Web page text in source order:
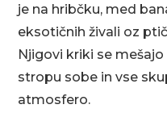
je na hribčku, med
eksotičnih živali oz
Njigovi kriki se
stropu sobe in vse
atmosfero.